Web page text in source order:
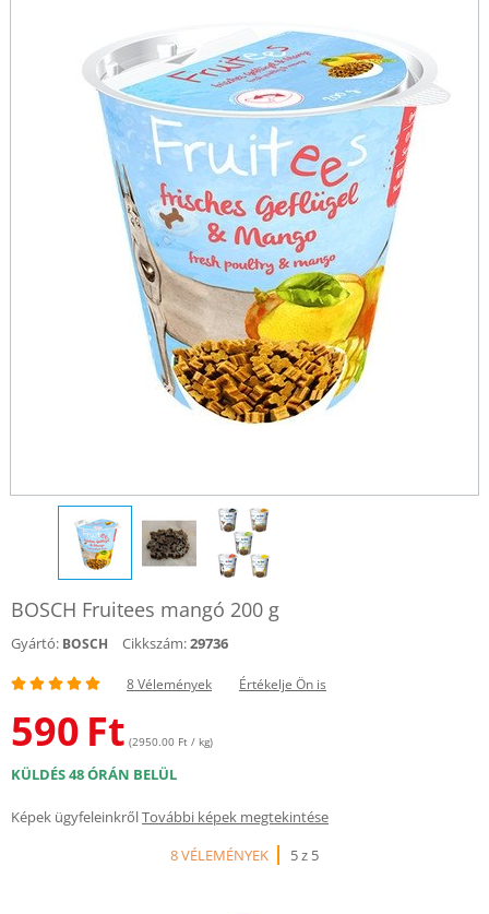
BOSCH Fruitees mangó 200 g
Gyártó: BOSCH Cikkszám:29736
8 Vélemények Értékelje Ön is
590 Ft (2950.00 Ft / kg)
KÜLDÉS 48 ÓRÁN BELÜL
Képek ügyfeleinkrőlTovábbi képek megtekintése
8 VÉLEMÉNYEK
5 z 5